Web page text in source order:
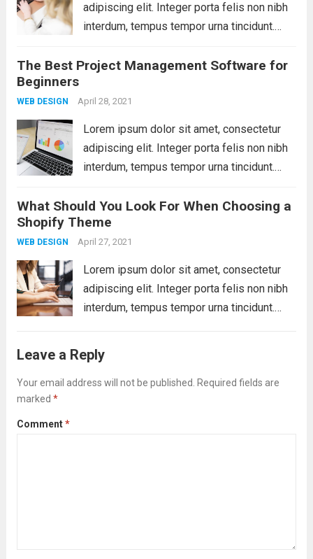
adipiscing elit. Integer porta felis non nibh
interdum, tempus tempor urna tincidunt.
libero. Aliquam mattis diam at nunc
Vestibulum ante ipsum primis...
The Best Project Management Software for
Beginners
WEB DESIGN April 28, 2021
Lorem ipsum dolor sit amet, consectetur
adipiscing elit. Integer porta felis non nibh
interdum, tempus tempor urna tincidunt.
libero. Aliquam mattis diam at nunc
molestie, sit amet pulvinar dui tincidunt.
Vestibulum ante ipsum primis...
What Should You Look For When Choosing a
Shopify Theme
WEB DESIGN April 27, 2021
Lorem ipsum dolor sit amet, consectetur
adipiscing elit. Integer porta felis non nibh
interdum, tempus tempor urna tincidunt.
molestie, sit amet pulvinar dui tincidunt.
Vestibulum ante ipsum primis... Read more
Leave a Reply
Your email address will not be published.
Required fields are
marked *
Comment*